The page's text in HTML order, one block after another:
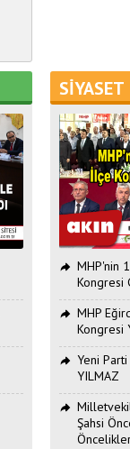
SİYASET
MHP'nin
Kongresi
MHP
Kongresi
Yeni
YILMAZ
Şahsi